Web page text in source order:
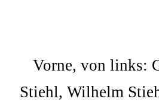
Vorne, von links:
Stiehl, Wilhelm